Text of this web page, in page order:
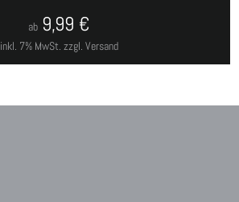
inkl. 7% MwSt. zzgl. Versand
ab 9,99 €